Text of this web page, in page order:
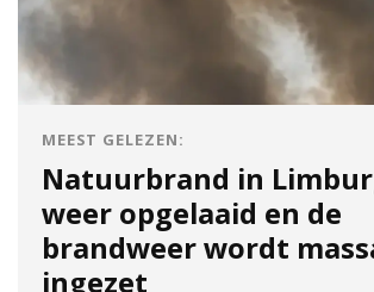
MEEST GELEZEN:
Natuurbrand in
weer opgelaaid en de
brandweer wordt
ingezet